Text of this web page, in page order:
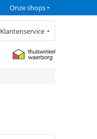
Onze shops
Klantenservice